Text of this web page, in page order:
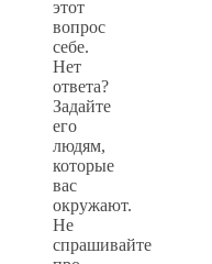
этот
вопрос
себе.
Нет
ответа?
Задайте
его
людям,
которые
вас
окружают.
Не
спрашивайте